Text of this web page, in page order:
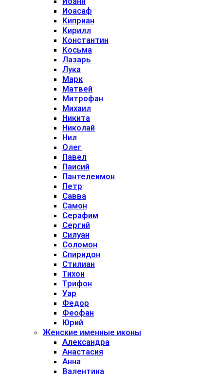
Иоасаф
Киприан
Кирилл
Константин
Косьма
Лазарь
Лука
Марк
Матвей
Митрофан
Михаил
Никита
Николай
Нил
Олег
Павел
Паисий
Пантелеимон
Петр
Савва
Самон
Серафим
Сергий
Силуан
Соломон
Спиридон
Стилиан
Тихон
Трифон
Уар
Федор
Феофан
Юрий
Женские именные иконы
Александра
Анастасия
Анна
Валентина